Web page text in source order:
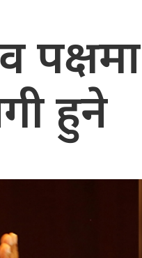
पक्षमा
हुने